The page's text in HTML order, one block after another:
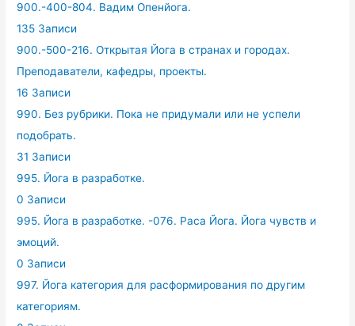
900.-400-804. Вадим Опенйога.
135 Записи
900.-500-216. Открытая Йога в странах и городах.
Преподаватели, кафедры, проекты.
16 Записи
990. Без рубрики. Пока не придумали или не успели
подобрать.
31 Записи
995. Йога в разработке.
0 Записи
995. Йога в разработке. -076. Раса Йога. Йога чувств и
эмоций.
0 Записи
997. Йога категория для расформирования по другим
категориям.